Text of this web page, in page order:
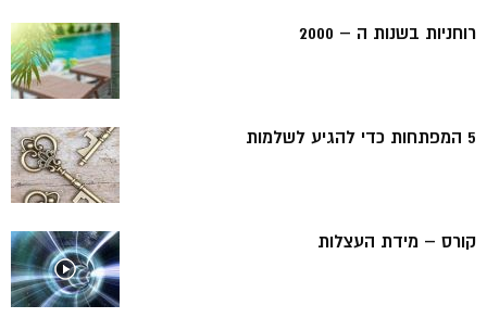
רוחניות בשנות ה – 2000
5 המפתחות כדי להגיע לשלמות
קורס – מידת העצלות